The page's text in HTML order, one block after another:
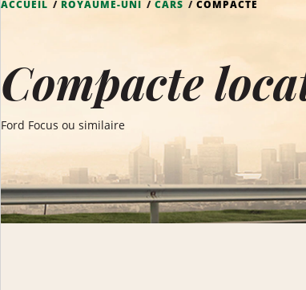
ACCUEIL ROYAUME-UNI CARS COMPACTE
Compacte
Ford Focus ou similaire